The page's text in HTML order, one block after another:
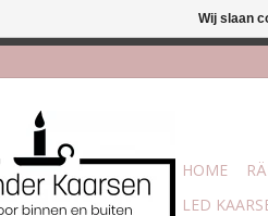
HOME
LED
Wij slaan
Afhalen is mogelijk